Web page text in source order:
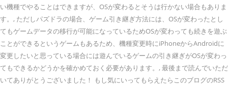
い機種でやることはできますが、OSが変わるとそうは行かない場合もありま
す。, ただしパズドラの場合、ゲーム引き継ぎ方法には、OSが変わったとし
てもゲームデータの移行が可能になっているためOSが変わっても続きを遊ぶ
ことができるというゲームもあるため、機種変更時にiPhoneからAndroidに
変更したいと思っている場合には遊んでいるゲームの引き継ぎがOSが変わっ
てもできるかどうかを確かめておく必要があります。, 最後まで読んでいただ
いてありがとうございました！ もし気にいってもらえたらこのブログのRSS